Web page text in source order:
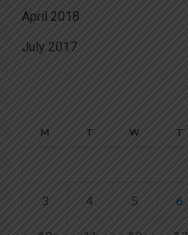
April 2018
July 2017
M T W T
3 4 5 6